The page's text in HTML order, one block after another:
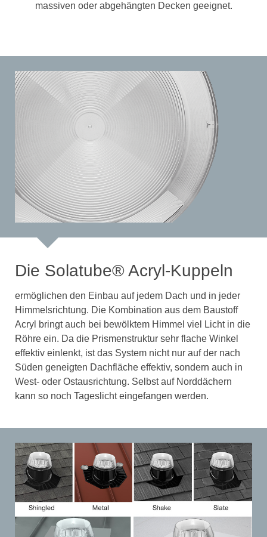
massiven oder abgehängten Decken geeignet.
Die Solatube® Acryl-Kuppeln
ermöglichen den Einbau auf jedem Dach und in jeder
Himmelsrichtung. Die Kombination aus dem Baustoff
Acryl bringt auch bei bewölktem Himmel viel Licht in die
Röhre ein. Da die Prismenstruktur sehr flache Winkel
effektiv einlenkt, ist das System nicht nur auf der nach
Süden geneigten Dachfläche effektiv, sondern auch in
West- oder Ostausrichtung. Selbst auf Norddächern
kann so noch Tageslicht eingefangen werden.